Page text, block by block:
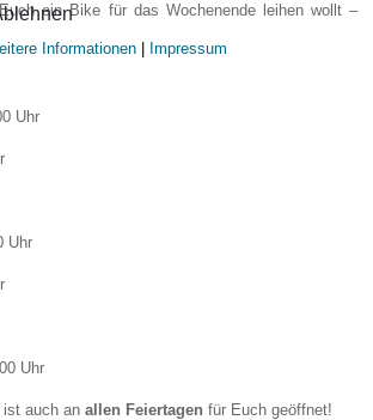
ein Bike für das Wochenende leihen wollt –
Uhr
Uhr
Uhr
ist auch anallen Feiertagen für Euch geöffnet!
Informationen| Impressum